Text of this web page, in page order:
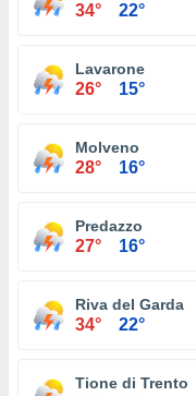
34° 22°
Lavarone
26° 15°
Molveno
28° 16°
Predazzo
27° 16°
Riva del Garda
34° 22°
Tione di Trento